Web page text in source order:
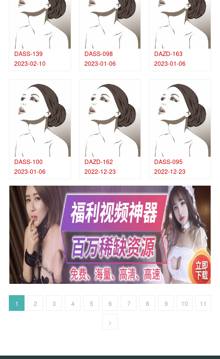
DASS-139
2023-02-10
DASS-098
2023-01-06
DAZD-163
2023-01-06
DASS-100
2023-01-06
DAZD-162
2022-12-23
DASS-095
2022-12-23
1 2 3 4 5 6 7 8 9 10 11
>